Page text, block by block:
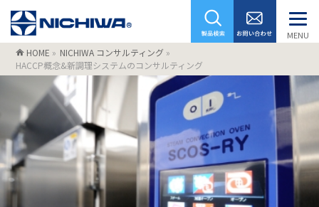
MENU
HOME » NICHIWA コンサルティング »
HACCP概念&新調理システムのコンサルティング